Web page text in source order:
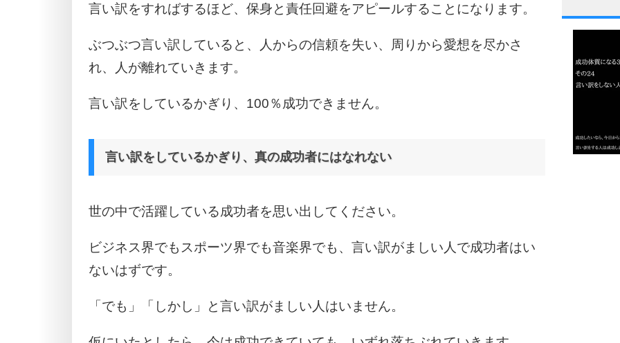
言い訳をすればするほど、保身と責任回避をアピールすることになります。
ぶつぶつ言い訳していると、人からの信頼を失い、周りから愛想を尽かさ
れ、人が離れていきます。
言い訳をしているかぎり、100％成功できません。
言い訳をしているかぎり、真の成功者にはなれない
世の中で活躍している成功者を思い出してください。
ビジネス界でもスポーツ界でも音楽界でも、言い訳がましい人で成功者はい
ないはずです。
「でも」「しかし」と言い訳がましい人はいません。
1
3